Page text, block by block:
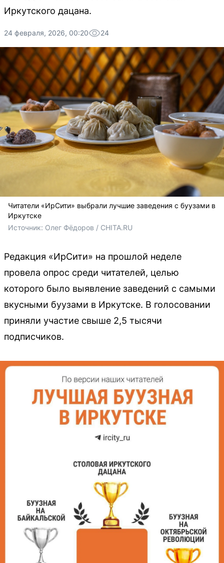
Иркутского дацана.
24 февраля, 2026, 00:20 24
Читатели «ИрСити» выбрали лучшие заведения с буузами в
Иркутске
Источник: Олег Фёдоров / CHITA.RU
Редакция «ИрСити» на прошлой неделе
провела опрос среди читателей, целью
которого было выявление заведений с самыми
вкусными буузами в Иркутске. В голосовании
приняли участие свыше 2,5 тысячи
подписчиков.